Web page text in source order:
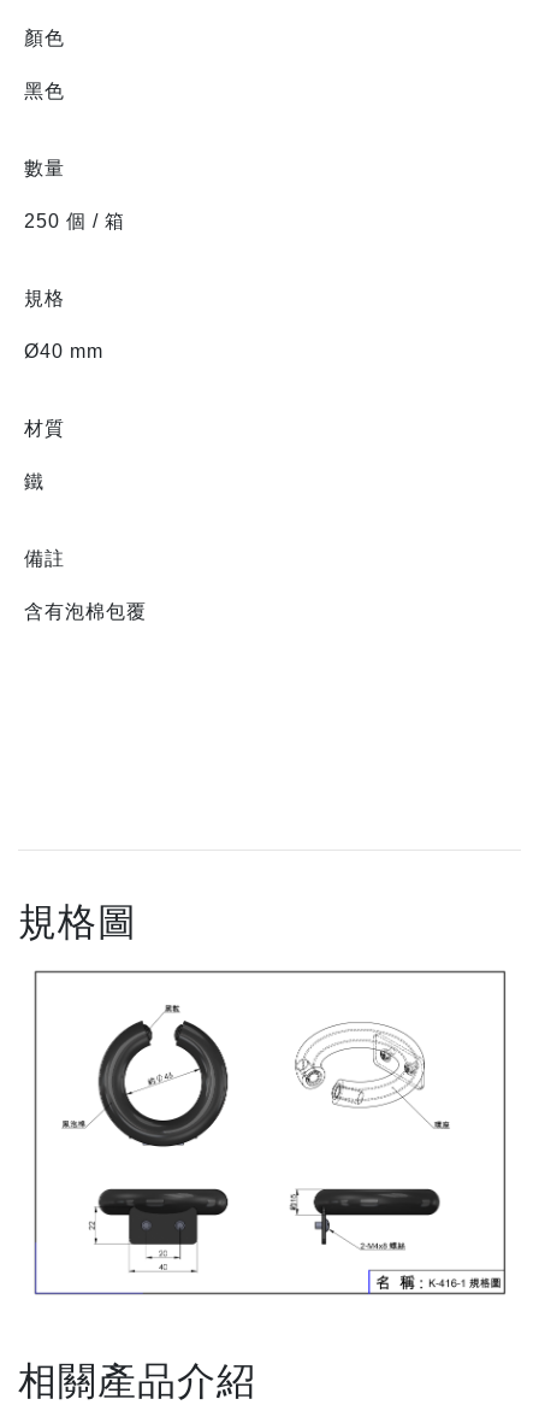
顏色
黑色
數量
250 個 / 箱
規格
Ø40 mm
材質
鐵
備註
含有泡棉包覆
規格圖
相關產品介紹